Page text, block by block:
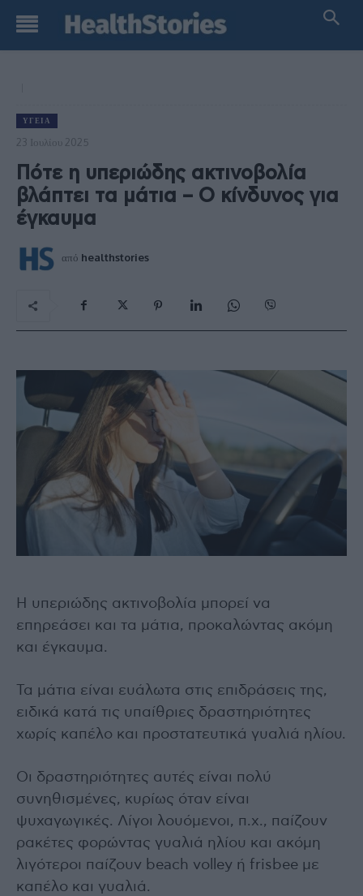
ΥΓΕΊΑ
23 Ιουλίου 2025
Πότε η υπεριώδης ακτινοβολία
βλάπτει τα μάτια – Ο κίνδυνος για
έγκαυμα
από healthstories
Η υπεριώδης ακτινοβολία μπορεί να
επηρεάσει και τα μάτια, προκαλώντας ακόμη
και έγκαυμα.
Τα μάτια είναι ευάλωτα στις επιδράσεις της,
ειδικά κατά τις υπαίθριες δραστηριότητες
χωρίς καπέλο και προστατευτικά γυαλιά ηλίου.
Οι δραστηριότητες αυτές είναι πολύ
συνηθισμένες, κυρίως όταν είναι
ψυχαγωγικές. Λίγοι λουόμενοι, π.χ., παίζουν
ρακέτες φορώντας γυαλιά ηλίου και ακόμη
λιγότεροι παίζουν beach volley ή frisbee με
καπέλο και γυαλιά.